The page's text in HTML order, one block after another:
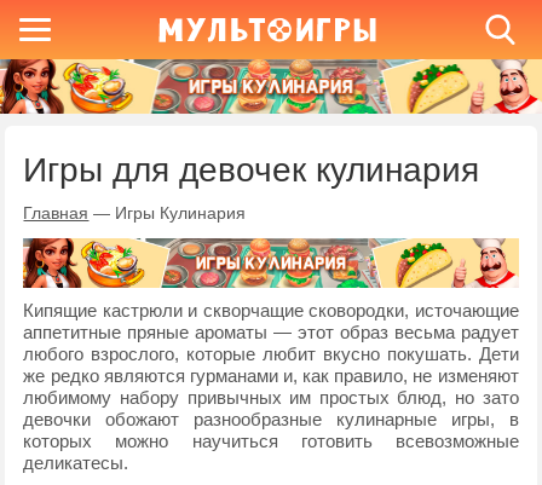
Игры для девочек кулинария
Главная — Игры Кулинария
Кипящие кастрюли и скворчащие сковородки, источающие
аппетитные пряные ароматы — этот образ весьма радует
любого взрослого, которые любит вкусно покушать. Дети
же редко являются гурманами и, как правило, не изменяют
любимому набору привычных им простых блюд, но зато
девочки обожают разнообразные кулинарные игры, в
которых можно научиться готовить всевозможные
деликатесы.